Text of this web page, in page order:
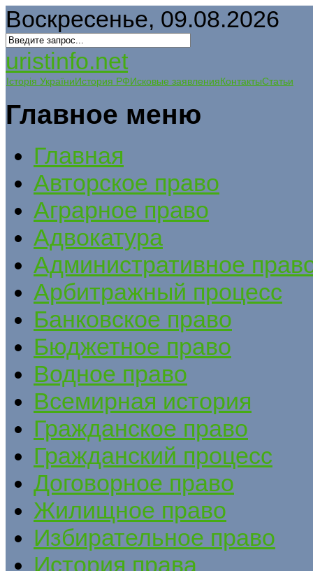
Воскресенье, 09.08.2026
uristinfo.net
Історія УкраїниИстория РФИсковые заявленияКонтактыСтатьи
Главное меню
Главная
Авторское право
Аграрное право
Адвокатура
Административное
Арбитражный процесс
Банковское право
Бюджетное право
Водное право
Всемирная история
Гражданское право
Гражданский процесс
Договорное право
Жилищное право
Избирательное право
История права